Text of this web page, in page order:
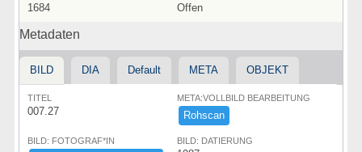
1684 Offen
Metadaten
BILD DIA Default META OBJEKT
TITEL
007.27
META:VOLLBILD BEARBEITUNG
Rohscan
BILD: FOTOGRAF*IN BILD: DATIERUNG